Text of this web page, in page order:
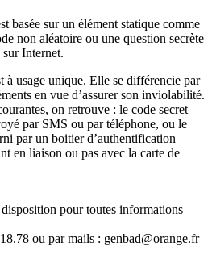
basée sur un élément statique comme
non aléatoire ou une question secrète
Internet.
à usage unique. Elle se différencie par
en vue d’assurer son inviolabilité.
on retrouve : le code secret
par SMS ou par téléphone, ou le
par un boitier d’authentification
en liaison ou pas avec la carte de
pour toutes informations
ou par mails : genbad@orange.fr